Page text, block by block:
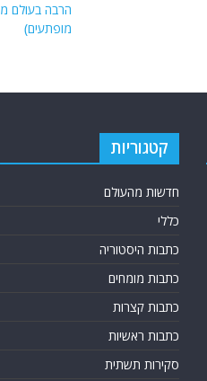
הרבה בעולם
מופתעים)
קטגוריות
חדשות מהעולם
כללי
כתבות היסטוריה
כתבות מומחים
כתבות קצרות
כתבות ראשיות
סקירות תשתית